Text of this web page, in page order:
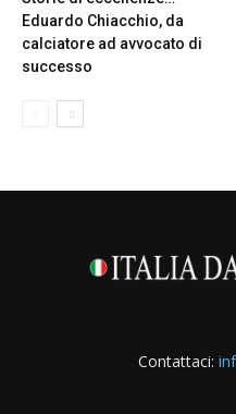
Eduardo Chiacchio, da
calciatore ad avvocato di
successo
Contattaci: